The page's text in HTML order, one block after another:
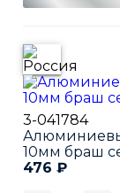
3-041784
10мм браш
476 ₽